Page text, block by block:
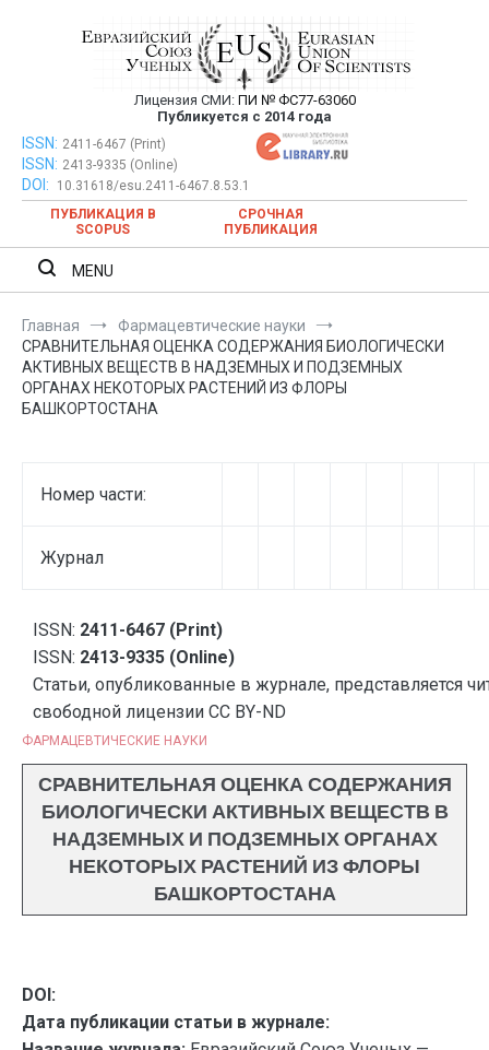
Евразийский Союз Ученых —
публикация научных статей в
ежемесячном научном журнале
Лицензия СМИ: ПИ № ФС77-63060
Публикуется с 2014 года
Евразийский Союз Ученых — публикация научных статей в
ежемесячном научном журнале
ISSN: 2411-6467 (Print)
ISSN: 2413-9335 (Online)
DOI:
10.31618/esu.2411-6467.8.53.1
ПУБЛИКАЦИЯ В
SCOPUS
СРОЧНАЯ
ПУБЛИКАЦИЯ
MENU
Главная
Фармацевтические науки
СРАВНИТЕЛЬНАЯ ОЦЕНКА СОДЕРЖАНИЯ БИОЛОГИЧЕСКИ
АКТИВНЫХ ВЕЩЕСТВ В НАДЗЕМНЫХ И ПОДЗЕМНЫХ
ОРГАНАХ НЕКОТОРЫХ РАСТЕНИЙ ИЗ ФЛОРЫ
БАШКОРТОСТАНА
Номер части:
Журнал
ISSN: 2411-6467 (Print)
ISSN: 2413-9335 (Online)
Статьи, опубликованные в журнале, представляется
свободной лицензии CC BY-ND
ФАРМАЦЕВТИЧЕСКИЕ НАУКИ
СРАВНИТЕЛЬНАЯ ОЦЕНКА СОДЕРЖАНИЯ
БИОЛОГИЧЕСКИ АКТИВНЫХ ВЕЩЕСТВ В
НАДЗЕМНЫХ И ПОДЗЕМНЫХ ОРГАНАХ
НЕКОТОРЫХ РАСТЕНИЙ ИЗ ФЛОРЫ
БАШКОРТОСТАНА
DOI:
Дата публикации статьи в журнале: